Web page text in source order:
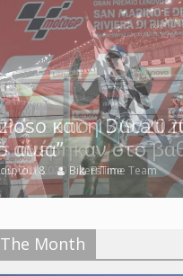
και η Ducati
αίμα”
2018 BikersTime Team
Month